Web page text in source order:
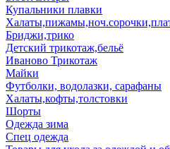
Купальники плавки
Бриджи,трико
Детский трикотаж,бельё
Иваново Трикотаж
Майки
Футболки, водолазки, сарафаны
Халаты,кофты,толстовки
Шорты
Одежда зима
Спец одежда